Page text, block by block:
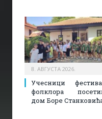
8. АВГУСТА 2026.
Учесници
фолклора
дом Боре